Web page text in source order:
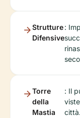
Strutture
Difensive
:
Torre
della
Mastia
: Il
città.